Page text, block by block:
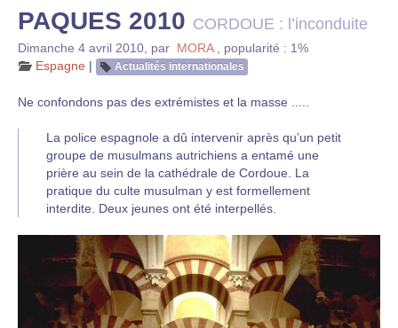
PAQUES 2010 CORDOUE : l’inconduite
Dimanche 4 avril 2010 par MORA
popularité : 1%
Espagne | Actualités internationales
Ne confondons pas des extrémistes et la masse .....
La police espagnole a dû intervenir après qu’un petit
groupe de musulmans autrichiens a entamé une
prière au sein de la cathédrale de Cordoue. La
pratique du culte musulman y est formellement
interdite. Deux jeunes ont été interpellés.